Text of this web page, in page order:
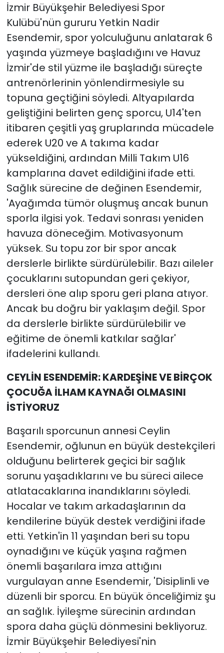
İzmir Büyükşehir Belediyesi Spor
Kulübü'nün gururu Yetkin Nadir
Esendemir, spor yolculuğunu anlatarak 6
yaşında yüzmeye başladığını ve Havuz
İzmir'de stil yüzme ile başladığı süreçte
antrenörlerinin yönlendirmesiyle su
topuna geçtiğini söyledi. Altyapılarda
geliştiğini belirten genç sporcu, U14'ten
itibaren çeşitli yaş gruplarında mücadele
ederek U20 ve A takıma kadar
yükseldiğini, ardından Milli Takım U16
kamplarına davet edildiğini ifade etti.
Sağlık sürecine de değinen Esendemir,
'Ayağımda tümör oluşmuş ancak bunun
sporla ilgisi yok. Tedavi sonrası yeniden
havuza döneceğim. Motivasyonum
yüksek. Su topu zor bir spor ancak
derslerle birlikte sürdürülebilir. Bazı aileler
çocuklarını sutopundan geri çekiyor,
dersleri öne alıp sporu geri plana atıyor.
Ancak bu doğru bir yaklaşım değil. Spor
da derslerle birlikte sürdürülebilir ve
eğitime de önemli katkılar sağlar'
ifadelerini kullandı.
CEYLİN ESENDEMİR: KARDEŞİNE VE BİRÇOK
ÇOCUĞA İLHAM KAYNAĞI OLMASINI
İSTİYORUZ
Başarılı sporcunun annesi Ceylin
Esendemir, oğlunun en büyük destekçileri
olduğunu belirterek geçici bir sağlık
sorunu yaşadıklarını ve bu süreci ailece
atlatacaklarına inandıklarını söyledi.
Hocalar ve takım arkadaşlarının da
kendilerine büyük destek verdiğini ifade
etti. Yetkin'in 11 yaşından beri su topu
oynadığını ve küçük yaşına rağmen
önemli başarılara imza attığını
vurgulayan anne Esendemir, 'Disiplinli ve
düzenli bir sporcu. En büyük önceliğimiz şu
an sağlık. İyileşme sürecinin ardından
spora daha güçlü dönmesini bekliyoruz.
İzmir Büyükşehir Belediyesi'nin